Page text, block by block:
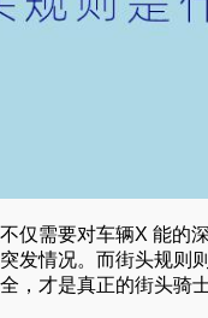
仅需要对车辆X 能的
发情况。而街头规则
，才是真正的街头骑士